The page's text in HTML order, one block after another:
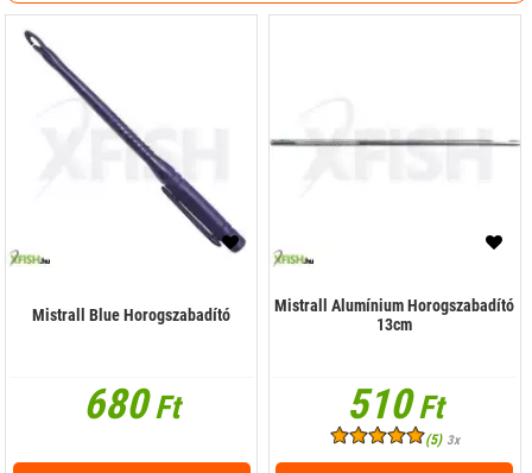
Fogó
Horogkötő
Horogszabadító
Mistrall Blue Horogszabadító
680Ft
Mistrall Alumínium Horogszabadító
13cm
510Ft
(5) 3x